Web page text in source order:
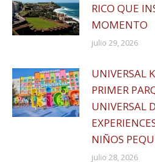
RICO QUE
MOMENTO
julio 29, 2026
UNIVERSAL
PRIMER
UNIVERSAL
NIÑOS
julio 28, 2026